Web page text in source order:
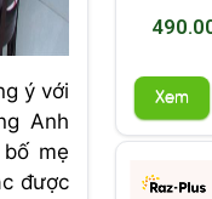
ý với
Anh
mẹ
được
Xem